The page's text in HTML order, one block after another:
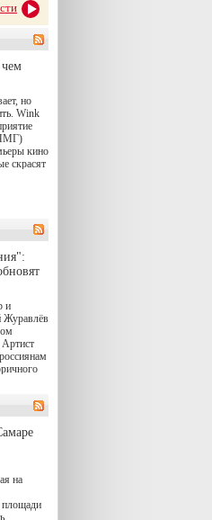
чем
но
Wink
кино
скрасят
только
по
в
и
Журавлёв
Артист
и умного
на
площади